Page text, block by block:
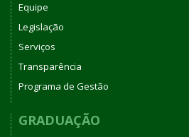
Equipe
Legislação
Serviços
Transparência
Programa de Gestão
GRADUAÇÃO